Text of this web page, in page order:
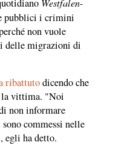
pubblici i crimini
non vuole
delle migrazioni di
ribattutodicendo che
la vittima. "Noi
non informare
commessi nelle
egli ha detto.